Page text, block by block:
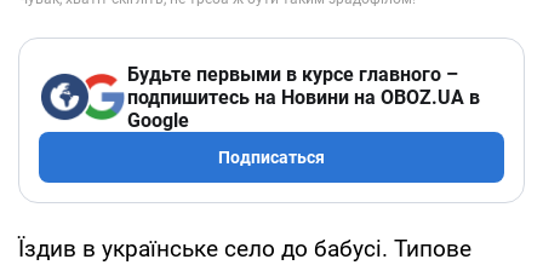
Будьте первыми в курсе главного –
подпишитесь на Новини на OBOZ.UA в
Google
Подписаться
Їздив в українське село до бабусі. Типове